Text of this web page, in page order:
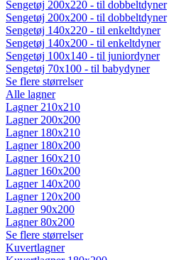
Sengetøj 200x220 - til dobbeltdyner
Sengetøj 200x200 - til dobbeltdyner
Sengetøj 140x220 - til enkeltdyner
Sengetøj 140x200 - til enkeltdyner
Sengetøj 100x140 - til juniordyner
Sengetøj 70x100 - til babydyner
Se flere størrelser
Alle lagner
Lagner 210x210
Lagner 200x200
Lagner 180x210
Lagner 180x200
Lagner 160x210
Lagner 160x200
Lagner 140x200
Lagner 120x200
Lagner 90x200
Lagner 80x200
Se flere størrelser
Kuvertlagner